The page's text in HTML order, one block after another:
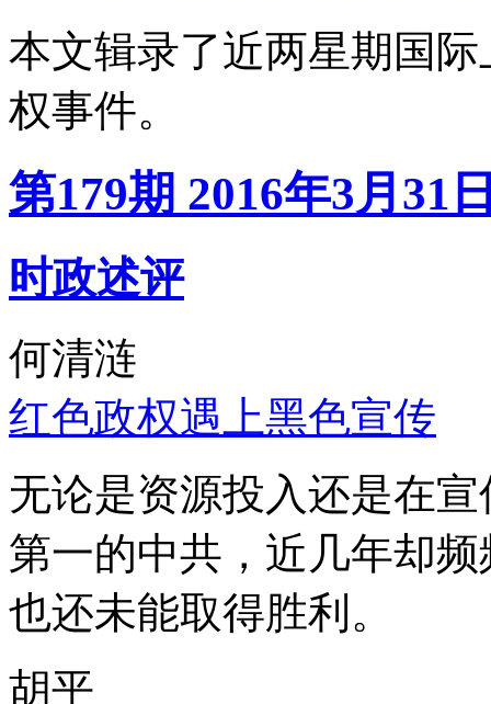
本文辑录了近两星期国
权事件。
第179期 2016年3月31
时政述评
何清涟
红色政权遇上黑色宣传
无论是资源投入还是在
第一的中共，近几年却
也还未能取得胜利。
胡平